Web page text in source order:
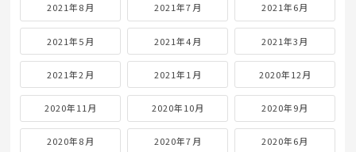
2021年8月 2021年7月 2021年6月
2021年5月 2021年4月 2021年3月
2021年2月 2021年1月 2020年12月
2020年11月 2020年10月 2020年9月
2020年8月 2020年7月 2020年6月